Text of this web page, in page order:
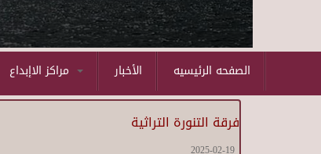
الأخبار الصفحه الرئيسيه
فرقة التنورة التراثية
2025-02-19